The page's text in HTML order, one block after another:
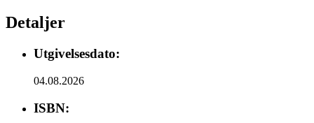
Detaljer
Utgivelsesdato:
04.08.2026
ISBN: